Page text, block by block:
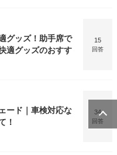
グッズ！助手席で
適グッズのおすす
15
回答
ード｜車検対応な
！
34
回答